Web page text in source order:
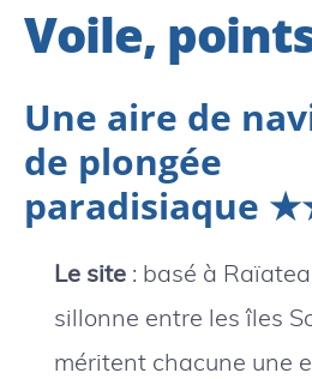
Voile,
Une aire de
de plongée
paradisiaque
Le site : basé à
sillonne entre les îles
méritent chacune une